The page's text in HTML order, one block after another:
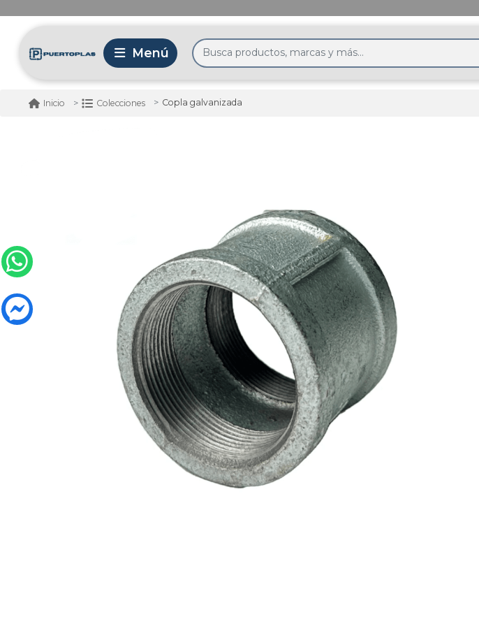
Inicio Colecciones Copla galvanizada